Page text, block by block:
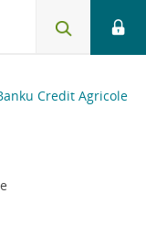
Credit Agricole